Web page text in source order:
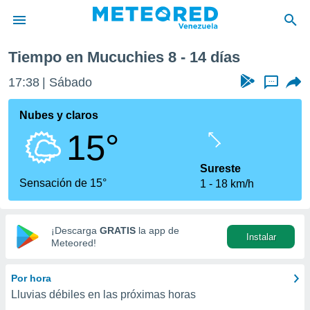
de
ha
calidad.
a este
las
y
digital
basada
Tiempo en Mucuchies 8 - 14 días
17:38 Sábado ...
Nubes y claros
15°
Sensación de 15°
Sureste
1
18 km/h
¡Descarga GRATIS la app de
Meteored!
Instalar
Por hora
Lluvias débiles en las próximas horas